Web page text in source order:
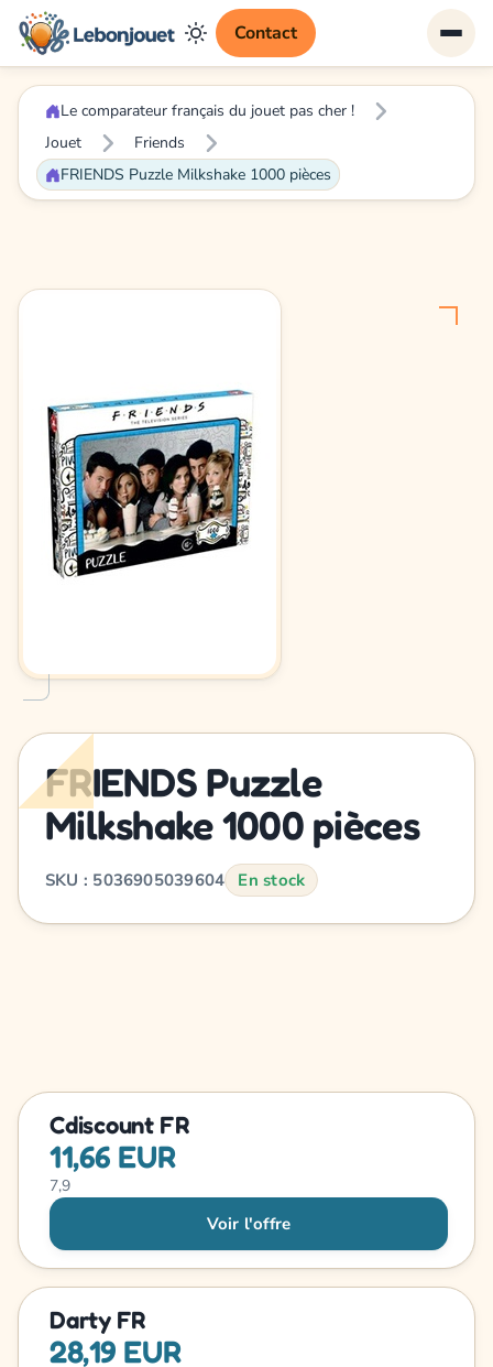
Contact
Le comparateur français du jouet pas cher !
Jouet
Friends
FRIENDS Puzzle Milkshake 1000 pièces
FRIENDS Puzzle
Milkshake 1000 pièces
SKU : 5036905039604 En stock
Cdiscount FR
11,66 EUR
7,9
Voir l'offre
Darty FR
28,19 EUR